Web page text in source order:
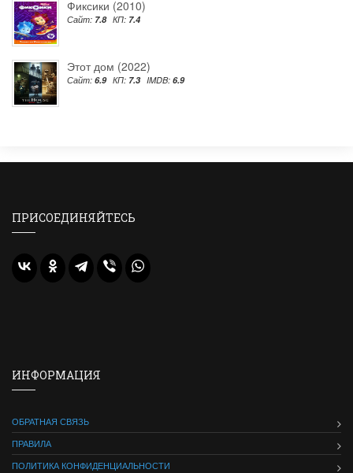
Фиксики (2010)
Сайт: 7.8 КП: 7.4
Этот дом (2022)
Сайт: 6.9 КП: 7.3 IMDB: 6.9
ПРИСОЕДИНЯЙТЕСЬ
ИНФОРМАЦИЯ
ОБРАТНАЯ СВЯЗЬ
ПРАВИЛА
ПОЛИТИКА КОНФИДЕНЦИАЛЬНОСТИ